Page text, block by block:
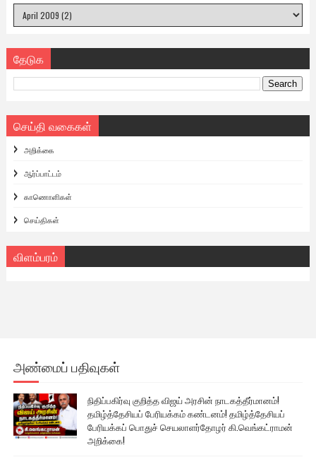
தேடுக
செய்தி வகைகள்
அறிக்கை
ஆர்ப்பாட்டம்
காணொளிகள்
செய்திகள்
விளம்பரம்
அண்மைப் பதிவுகள்
நிதிப்பகிர்வு குறித்த விஜய் அரசின் நாடகத்தீர்மானம்!
தமிழ்த்தேசியப் பேரியக்கம் கண்டனம்! தமிழ்த்தேசியப்
பேரியக்கப் பொதுச் செயலாளர்தோழர் கி.வெங்கட்ராமன்
அறிக்கை!